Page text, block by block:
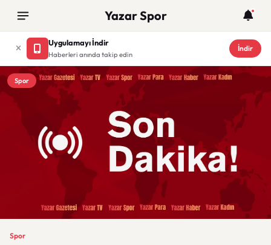
Yazar Spor
Uygulamayı İndir
Haberleri anında takip edin
İndir
Spor
Spor